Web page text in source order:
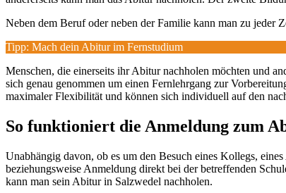
Neben dem Beruf oder neben der Familie kann man zu jeder
Tipp: Mach dein Abitur im Fernstudium
Menschen, die einerseits ihr Abitur nachholen möchten und
sich genau genommen um einen Fernlehrgang zur
maximaler Flexibilität und können sich individuell auf den
So funktioniert die Anmeldung zum
Unabhängig davon, ob es um den Besuch eines Kollegs,
beziehungsweise Anmeldung direkt bei der betreffenden
kann man sein Abitur in Salzwedel nachholen.